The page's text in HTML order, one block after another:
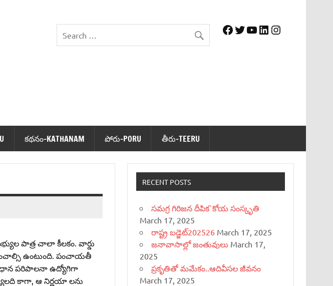
Facebook
Twitter
YouTube
LinkedIn
Instagram
క‌థ‌నం-KATHANAM పోరు-PORU తీరు-TEERU
పాత్ర చాలా కీలకం. వార్డు
ఉంటుంది. పంచాయతీ
పరిపాలనా ఉద్యోగిగా
కాగా, ఆ నిర్ణయా లను
RECENT POSTS
సమగ్ర గిరిజన దీపిక`కోయ సంస్కృతి
March 17, 2025
రాష్ట్ర బడ్జెట్‌202526 March 17, 2025
జనావాసాల్లో జంతువులు March 17,
2025
ప్రకృతితో మమేకం..ఆదివీసల జీవనం
March 17, 2025